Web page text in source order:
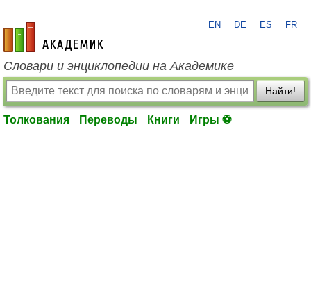
academic.ru
EN DE ES FR
Словари и энциклопедии на Академике
Найти!
Толкования Переводы Книги Игры ⚽